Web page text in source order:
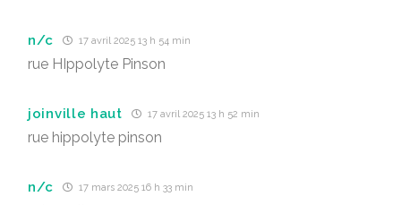
n/c 17 avril 2025 13 h 54 min
rue HIppolyte Pinson
joinville haut 17 avril 2025 13 h 52 min
rue hippolyte pinson
n/c 17 mars 2025 16 h 33 min